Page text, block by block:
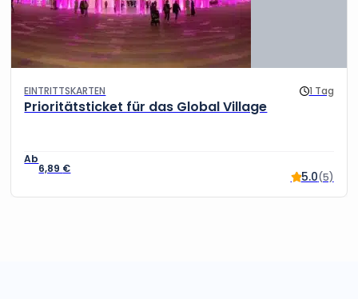
EINTRITTSKARTEN 1 Tag
Prioritätsticket für das Global Village
6,89 €
5.0(5)